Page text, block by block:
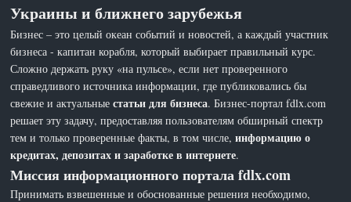
Украины и ближнего зарубежья
Бизнес – это целый океан событий и новостей, а каждый участник
бизнеса - капитан корабля, который выбирает правильный курс.
Сложно держать руку «на пульсе», если нет проверенного
справедливого источника информации, где публиковались бы
свежие и актуальныестатьи для бизнеса. Бизнес-портал fdlx.com
решает эту задачу, предоставляя пользователям обширный спектр
тем и только проверенные факты, в том числе,информацию о
кредитах, депозитах и заработке в интернете.
Миссия информационного портала fdlx.com
Принимать взвешенные и обоснованные решения необходимо,